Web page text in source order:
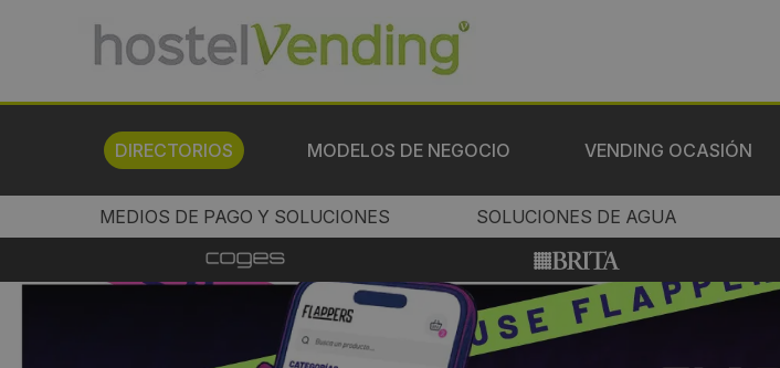
DIRECTORIOS MODELOS DE NEGOCIO VENDING OCASIÓN
MEDIOS DE PAGO Y SOLUCIONES SOLUCIONES DE AGUA